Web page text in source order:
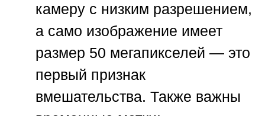
камеру с низким разрешением,
а само изображение имеет
размер 50 мегапикселей — это
первый признак
вмешательства. Также важны